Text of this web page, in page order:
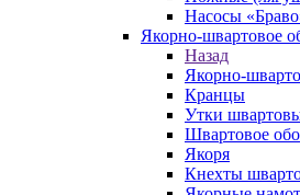
Насосы
Якорно-швартовое
Назад
Якорно-
Кранцы
Утки
Швартовое
Якоря
Кнехты